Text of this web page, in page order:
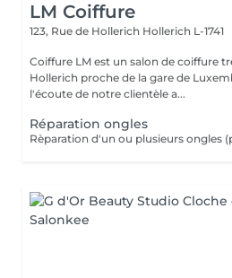
LM Coiffure
123, Rue de Hollerich Hollerich L-1741
Coiffure LM est un salon de coiffure
Hollerich proche de la gare de Luxembourg. Nous
l'écoute de notre clientèle a...
Réparation ongles